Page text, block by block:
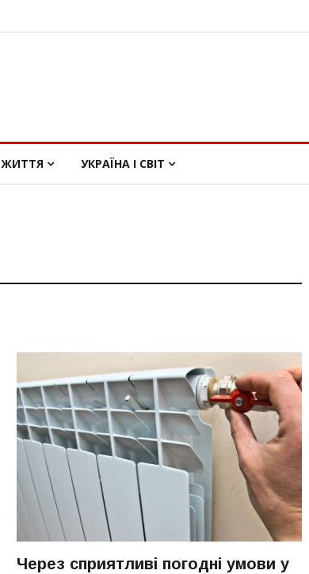
ЖИТТЯ УКРАЇНА І СВІТ
Через сприятливі погодні умови у